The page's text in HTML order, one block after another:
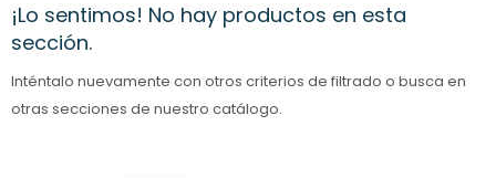
¡Lo sentimos! No hay productos en esta
sección.
Inténtalo nuevamente con otros criterios de filtrado o busca en
otras secciones de nuestro catálogo.